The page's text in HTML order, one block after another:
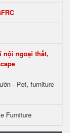
nội ngoại thất,
- Pot, furniture
Furniture